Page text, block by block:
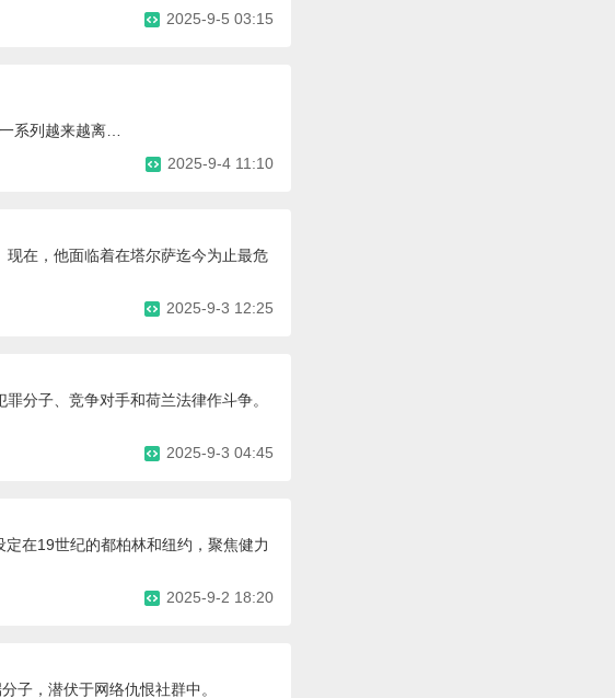
2025-9-5 03:15
系列越来越离…
2025-9-4 11:10
在，他面临着在塔尔萨迄今为止最危
2025-9-3 12:25
分子、竞争对手和荷兰法律作斗争。
2025-9-3 04:45
在19世纪的都柏林和纽约，聚焦健力
2025-9-2 18:20
子，潜伏于网络仇恨社群中。